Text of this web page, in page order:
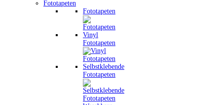
Fototapeten
Fototapeten
Vinyl
Fototapeten
Selbstklebende
Fototapeten